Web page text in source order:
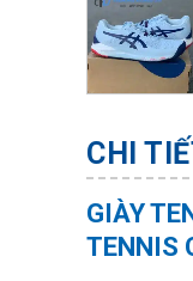
CHI
GIÀY
TENNIS